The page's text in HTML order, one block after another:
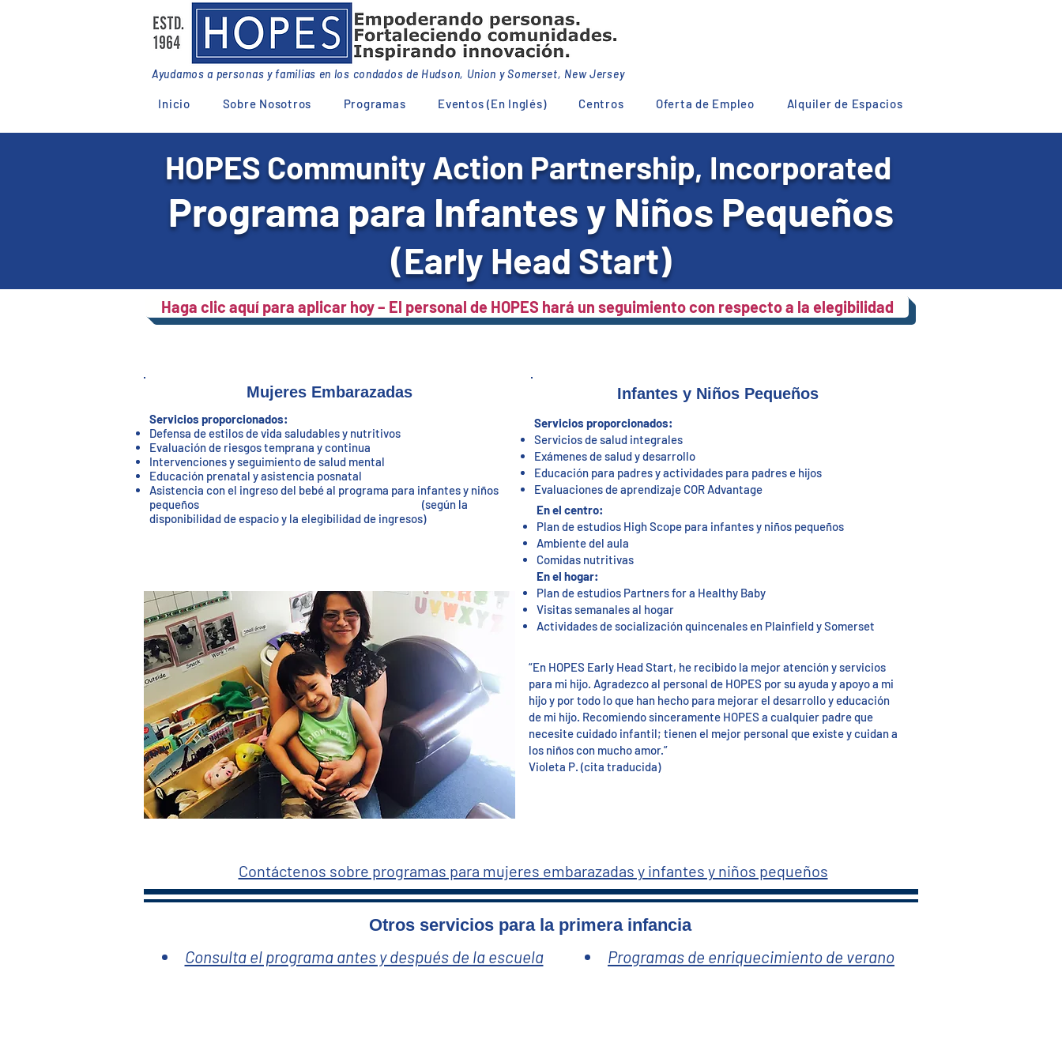
Ayudamos a personas y familias en los condados de Hudson, Union y Somerset, New Jersey
Inicio Sobre Nosotros Programas Eventos (En Inglés) Centros Oferta de Empleo Alquiler de Espacios
HOPES Community Action Partnership, Incorporated
Programa para Infantes y Niños Pequeños
(Early Head Start)
Haga clic aquí para aplicar hoy – El personal de HOPES hará un seguimiento con respecto a la elegibilidad
Mujeres Embarazadas
Servicios proporcionados:
Defensa de estilos de vida saludables y nutritivos
Evaluación de riesgos temprana y continua
Intervenciones y seguimiento de salud mental
Educación prenatal y asistencia posnatal
Asistencia con el ingreso del bebé al programa para infantes y niños
pequeños
(según la
disponibilidad de espacio y la elegibilidad de ingresos)
Infantes y Niños Pequeños
Servicios proporcionados:
Servicios de salud integrales
Exámenes de salud y desarrollo
Educación para padres y actividades para padres e hijos
Evaluaciones de aprendizaje COR Advantage
En el centro:
Plan de estudios High Scope para infantes y niños pequeños
Ambiente del aula
Comidas nutritivas​
En el hogar:
Plan de estudios Partners for a Healthy Baby
Visitas semanales al hogar
Actividades de socialización quincenales en Plainfield y Somerset
“En HOPES Early Head Start, he recibido la mejor atención y servicios
para mi hijo. Agradezco al personal de HOPES por su ayuda y apoyo a mi
hijo y por todo lo que han hecho para mejorar el desarrollo y educación
de mi hijo. Recomiendo sinceramente HOPES a cualquier padre que
necesite cuidado infantil; tienen el mejor personal que existe y cuidan a
los niños con mucho amor.”
Violeta P. (cita traducida)
Contáctenos sobre programas para mujeres embarazadas y infantes y niños pequeños
Otros servicios para la primera infancia
Consulta el programa antes y después de la escuela
Programas de enriquecimiento de verano